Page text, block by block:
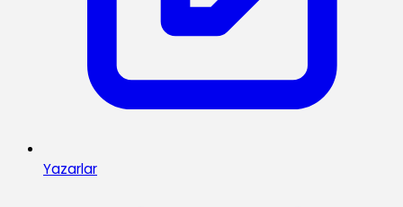
Yazarlar